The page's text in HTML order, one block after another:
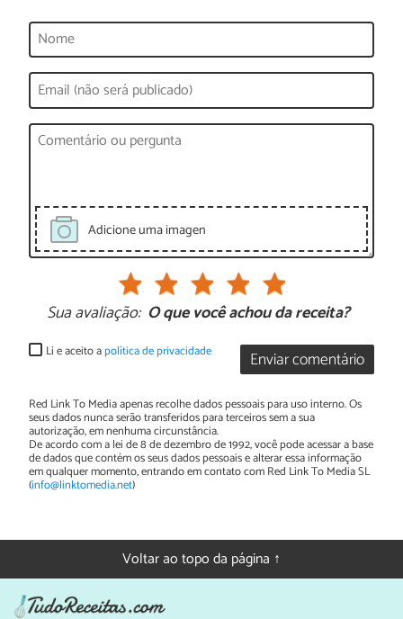
Adicione uma imagen
Sua avaliação: O que você achou da receita?
Enviar comentário
Li e aceito apolítica de privacidade
Red Link To Media apenas recolhe dados pessoais para uso interno. Os
seus dados nunca serão transferidos para terceiros sem a sua
autorização, em nenhuma circunstância.
De acordo com a lei de 8 de dezembro de 1992, você pode acessar a base
de dados que contém os seus dados pessoais e alterar essa informação
em qualquer momento, entrando em contato com Red Link To Media SL
(info@linktomedia.net)
Voltar ao topo da página ↑